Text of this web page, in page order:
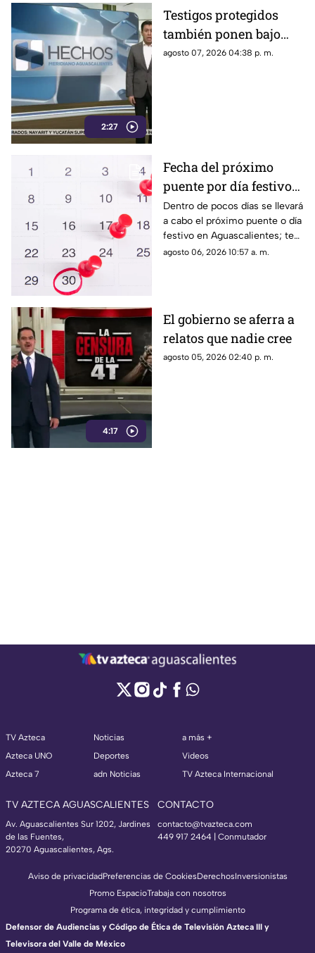
2:27
Testigos protegidos
también ponen bajo
presión a políticos en
agosto 07, 2026 04:38 p. m.
Fecha del próximo
puente por día festivo
2026 para trabajadores
y estudiantes en
Aguascalientes
Dentro de pocos días se llevará
a cabo el próximo puente o día
festivo en Aguascalientes; te
contamos la fecha oficial para
agosto 06, 2026 10:57 a. m.
4:17
El gobierno se aferra a
relatos que nadie cree
agosto 05, 2026 02:40 p. m.
TV Azteca
Azteca UNO
Azteca 7
Noticias
Deportes
adn Noticias
a más +
Videos
TV Azteca Internacional
TV AZTECA AGUASCALIENTES
Av. Aguascalientes Sur 1202, Jardines
de las Fuentes,
20270 Aguascalientes, Ags.
CONTACTO
contacto@tvazteca.com
449 917 2464 | Conmutador
Aviso de privacidadPreferencias de CookiesDerechosInversionistas
Promo EspacioTrabaja con nosotros
Programa de ética, integridad y cumplimiento
Defensor de Audiencias y Código de Ética de Televisión Azteca III y
Televisora del Valle de México